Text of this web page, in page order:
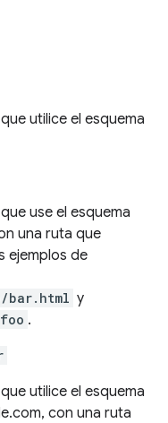
utilice el esquema
use el esquema
una ruta que
ejemplos de
bar.html y
.
utilice el esquema
con una ruta